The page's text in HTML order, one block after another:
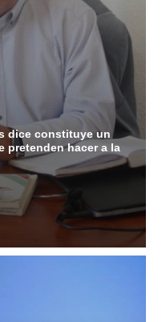
dice constituye un
pretenden hacer a la